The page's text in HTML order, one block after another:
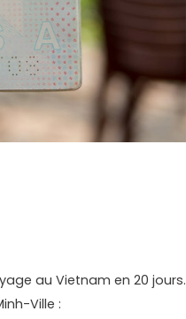
au Vietnam en 20 jours.
Ville :